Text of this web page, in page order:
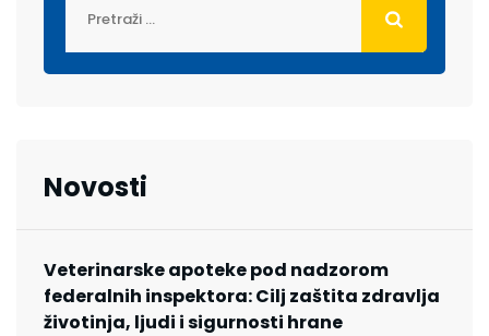
Novosti
Veterinarske apoteke pod nadzorom
federalnih inspektora: Cilj zaštita zdravlja
životinja, ljudi i sigurnosti hrane